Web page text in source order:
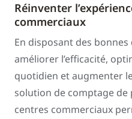
Réinventer
commerciaux
En disposant des
améliorer l’efficacité,
quotidien et augmenter
solution de comptage de
centres commerciaux